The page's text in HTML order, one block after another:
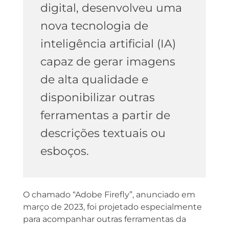
digital, desenvolveu uma
nova tecnologia de
inteligência artificial (IA)
capaz de gerar imagens
de alta qualidade e
disponibilizar outras
ferramentas a partir de
descrições textuais ou
esboços.
O chamado “Adobe Firefly”, anunciado em
março de 2023, foi projetado especialmente
para acompanhar outras ferramentas da